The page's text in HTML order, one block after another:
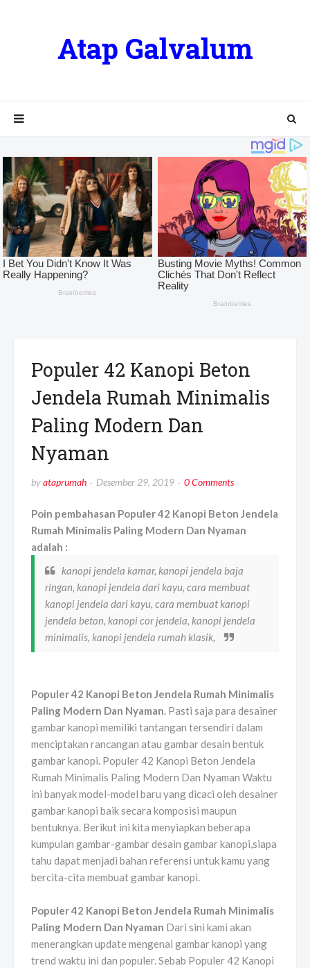
Atap Galvalum
Populer 42 Kanopi Beton
Jendela Rumah Minimalis
Paling Modern Dan
Nyaman
byataprumah Desember 29, 2019 0 Comments
Poin pembahasan Populer 42 Kanopi Beton Jendela
Rumah Minimalis Paling Modern Dan Nyaman
adalah :
kanopi jendela kamar, kanopi jendela baja
ringan, kanopi jendela dari kayu, cara membuat
kanopi jendela dari kayu, cara membuat kanopi
jendela beton, kanopi cor jendela, kanopi jendela
minimalis, kanopi jendela rumah klasik,
Populer 42 Kanopi Beton Jendela Rumah Minimalis
Paling Modern Dan Nyaman. Pasti saja para desainer
gambar kanopi memiliki tantangan tersendiri dalam
menciptakan rancangan atau gambar desain bentuk
gambar kanopi. Populer 42 Kanopi Beton Jendela
Rumah Minimalis Paling Modern Dan Nyaman Waktu
ini banyak model-model baru yang dicaci oleh desainer
gambar kanopi baik secara komposisi maupun
bentuknya. Berikut ini kita menyiapkan beberapa
kumpulan gambar-gambar desain gambar kanopi,siapa
tahu dapat menjadi bahan referensi untuk kamu yang
bercita-cita membuat gambar kanopi.
Populer 42 Kanopi Beton Jendela Rumah Minimalis
Paling Modern Dan Nyaman Dari sini kami akan
menerangkan update mengenai gambar kanopi yang
trend waktu ini dan populer. Sebab Populer 42 Kanopi